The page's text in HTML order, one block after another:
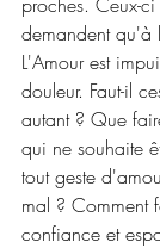
demandent qu'à
L'Amour est
douleur. Faut-il
autant ? Que
qui ne souhaite
tout geste
mal ? Comment
confiance et